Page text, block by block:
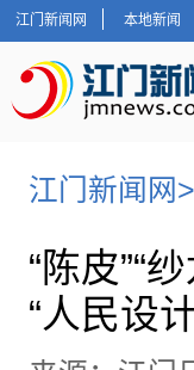
江门新闻网 本地新闻
江门新闻网
“陈皮”“
“人民设